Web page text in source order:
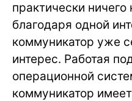
практически ничего
благодаря одной
коммуникатор уже
интерес. Работая
операционной
коммуникатор